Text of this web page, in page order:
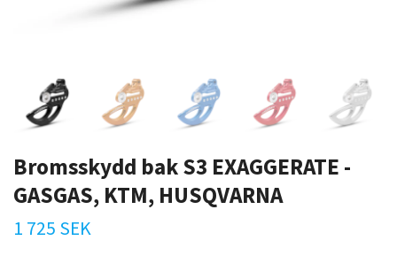
Bromsskydd bak S3 EXAGGERATE -
GASGAS, KTM, HUSQVARNA
1 725 SEK